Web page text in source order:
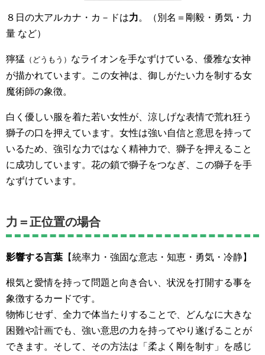
８日の大アルカナ・カ－ドは力。（別名＝剛毅・勇気・力
量 など）
獰猛 （どうもう） なライオンを手なずけている、優雅な女神
が描かれています。この女神は、御しがたい力を制する女
魔術師の象徴。
白く優しい服を着た若い女性が、涼しげな表情で荒れ狂う
獅子の口を押えています。女性は強い自信と意思を持って
いるため、強引な力ではなく精神力で、獅子を押えること
に成功しています。花の鎖で獅子をつなぎ、この獅子を手
なずけています。
力＝正位置の場合
影響する言葉 【統率力・強固な意志・知恵・勇気・冷静】
根気と愛情を持って問題と向き合い、状況を打開する事を
象徴するカードです。
物怖じせず、全力で体当たりすることで、どんなに大きな
困難や計画でも、強い意思の力を持ってやり遂げることが
できます。そして、その方法は「柔よく剛を制す」を感じ